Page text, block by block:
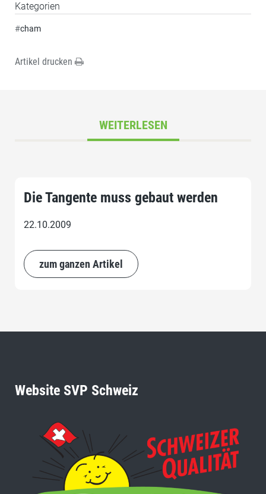
Kategorien
#cham
Artikel drucken
WEITERLESEN
Die Tangente muss gebaut werden
22.10.2009
zum ganzen Artikel
Website SVP Schweiz